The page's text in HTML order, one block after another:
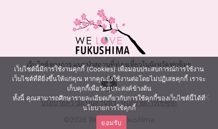
เว็บไซต์ทางการ แนะนำสถานที่ท่องเที่ยวในจังหวัดฟุกุชิมะ
นโยบายความเป็นส่วนตัว นโยบายการใช้คุกกี้
©2026 We Love Fukushima
เว็บไซต์นี้มีการใช้งานคุกกี้ (Cookies) เพื่อมอบประสบการณ์การใช้งาน
เว็บไซต์ที่ดียิ่งขึ้นให้แก่คุณ หากคุณยังใช้งานต่อโดยไม่ปฏิเสธคุกกี้ เราจะ
เก็บคุกกี้เพื่อวัตถุประสงค์ข้างต้น
ทั้งนี้ คุณสามารถศึกษารายละเอียดเกี่ยวกับการใช้คุกกี้ของเว็บไซต์นี้ได้ที่
นโยบายการใช้คุกกี้
ยอมรับ